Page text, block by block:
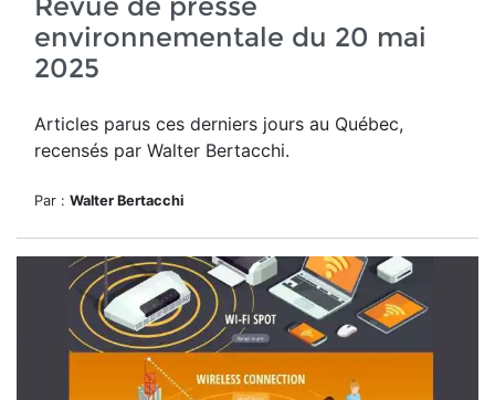
environnementale du 20 mai
2025
Articles parus ces derniers jours au Québec,
recensés par Walter Bertacchi.
Par : Walter Bertacchi